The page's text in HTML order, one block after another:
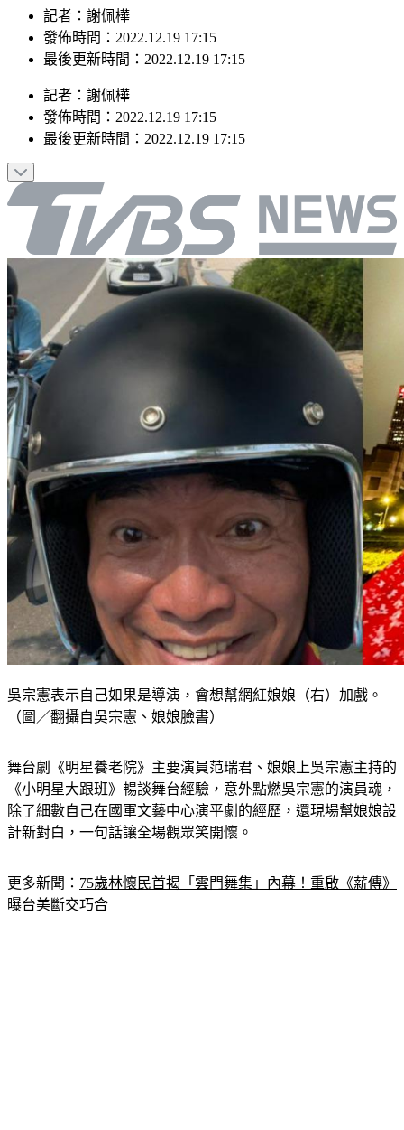
記者：謝佩樺
發佈時間：2022.12.19 17:15
最後更新時間：2022.12.19 17:15
記者 ： 謝佩樺
發佈時間： 2022.12.19 17:15
最後更新時間： 2022.12.19 17:15
吳宗憲表示自己如果是導演，會想幫網紅娘娘（右）加戲。
（圖／翻攝自吳宗憲、娘娘臉書）
舞台劇《明星養老院》主要演員范瑞君、娘娘上吳宗憲主持的
《小明星大跟班》暢談舞台經驗，意外點燃吳宗憲的演員魂，
除了細數自己在國軍文藝中心演平劇的經歷，還現場幫娘娘設
計新對白，一句話讓全場觀眾笑開懷。
更多新聞： 75歲林懷民首揭「雲門舞集」內幕！重啟《薪傳》
曝台美斷交巧合